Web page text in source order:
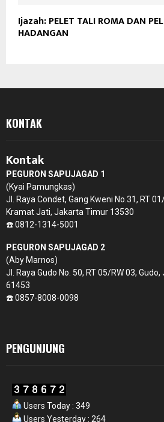
Ijazah: PELET TALI ROMA DAN
HADANGAN
KONTAK
Kontak
PEGURON SAPUJAGAD 1
(Kyai Pamungkas)
Jl. Raya Condet, Gang Kweni No.31, RT
Kramat Jati, Jakarta Timur 13530
☎️ 0812-1314-5001
PEGURON SAPUJAGAD 2
(Aby Marnos)
Jl. Raya Gudo No. 50, RT 05/RW 03,
61453
☎️ 0857-8008-0098
PENGUNJUNG
Users Today : 349
Users Yesterday : 264